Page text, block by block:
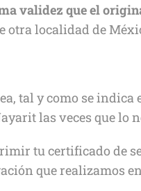
validez que el
otra localidad de
tal y como se indica
las veces que lo
tu certificado de
que realizamos